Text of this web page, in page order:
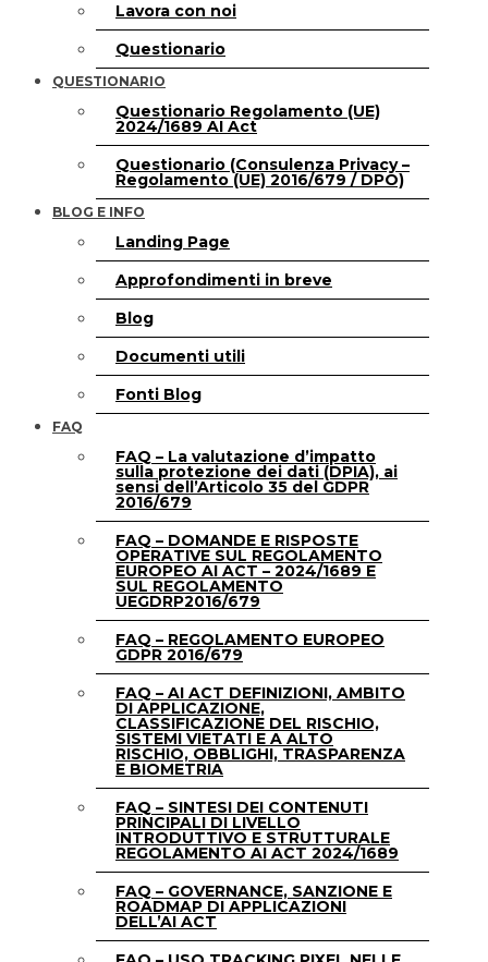
Lavora con noi
Questionario
QUESTIONARIO
Questionario Regolamento (UE)
2024/1689 AI Act
Questionario (Consulenza Privacy –
Regolamento (UE) 2016/679 / DPO)
BLOG E INFO
Landing Page
Approfondimenti in breve
Blog
Documenti utili
Fonti Blog
FAQ
FAQ – La valutazione d’impatto
sulla protezione dei dati (DPIA), ai
sensi dell’Articolo 35 del GDPR
2016/679
FAQ – DOMANDE E RISPOSTE
OPERATIVE SUL REGOLAMENTO
EUROPEO AI ACT – 2024/1689 E
SUL REGOLAMENTO
UEGDRP2016/679
FAQ – REGOLAMENTO EUROPEO
GDPR 2016/679
FAQ – AI ACT DEFINIZIONI, AMBITO
DI APPLICAZIONE,
CLASSIFICAZIONE DEL RISCHIO,
SISTEMI VIETATI E A ALTO
RISCHIO, OBBLIGHI, TRASPARENZA
E BIOMETRIA
FAQ – SINTESI DEI CONTENUTI
PRINCIPALI DI LIVELLO
INTRODUTTIVO E STRUTTURALE
REGOLAMENTO AI ACT 2024/1689
FAQ – GOVERNANCE, SANZIONE E
ROADMAP DI APPLICAZIONI
DELL’AI ACT